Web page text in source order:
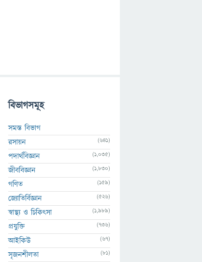
বিভাগসমূহ
সমস্ত বিভাগ
রসায়ন
(641)
পদার্থবিজ্ঞান (1,035)
জীববিজ্ঞান (1,830)
গণিত (159)
জ্যোতির্বিজ্ঞান (526)
স্বাস্থ্য ও চিকিৎসা (1,989)
প্রযুক্তি (736)
আইকিউ (67)
সৃজনশীলতা (81)